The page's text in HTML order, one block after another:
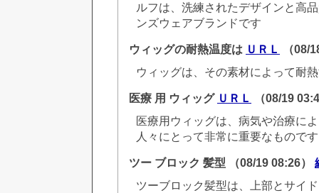
ルフは、洗練されたデザインと高
ンズウェアブランドです
ウィッグの耐熱温度は ＵＲＬ
（08/
ウィッグは、その素材によって耐
医療 用 ウィッグ ＵＲＬ
（08/19
医療用ウィッグは、病気や治療に
人々にとって非常に重要なものです
ツー ブロック 髪型 （08/19 08:26）
ツーブロック髪型は、上部とサイ